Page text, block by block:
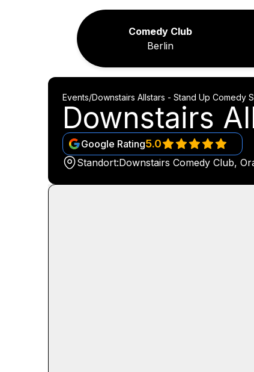
Comedy Club
Berlin
Events/Downstairs Allstars - Stand Up Comedy
Downstairs
Google Rating5.0
Standort:Downstairs Comedy Club,